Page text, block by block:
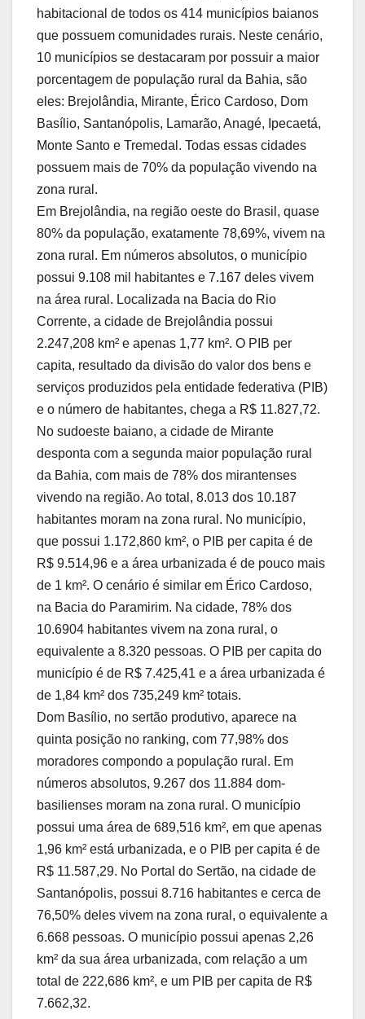
habitacional de todos os 414 municípios baianos
que possuem comunidades rurais. Neste cenário,
10 municípios se destacaram por possuir a maior
porcentagem de população rural da Bahia, são
eles: Brejolândia, Mirante, Érico Cardoso, Dom
Basílio, Santanópolis, Lamarão, Anagé, Ipecaetá,
Monte Santo e Tremedal. Todas essas cidades
possuem mais de 70% da população vivendo na
zona rural.
Em Brejolândia, na região oeste do Brasil, quase
80% da população, exatamente 78,69%, vivem na
zona rural. Em números absolutos, o município
possui 9.108 mil habitantes e 7.167 deles vivem
na área rural. Localizada na Bacia do Rio
Corrente, a cidade de Brejolândia possui
2.247,208 km² e apenas 1,77 km². O PIB per
capita, resultado da divisão do valor dos bens e
serviços produzidos pela entidade federativa (PIB)
e o número de habitantes, chega a R$ 11.827,72.
No sudoeste baiano, a cidade de Mirante
desponta com a segunda maior população rural
da Bahia, com mais de 78% dos mirantenses
vivendo na região. Ao total, 8.013 dos 10.187
habitantes moram na zona rural. No município,
que possui 1.172,860 km², o PIB per capita é de
R$ 9.514,96 e a área urbanizada é de pouco mais
de 1 km². O cenário é similar em Érico Cardoso,
na Bacia do Paramirim. Na cidade, 78% dos
10.6904 habitantes vivem na zona rural, o
equivalente a 8.320 pessoas. O PIB per capita do
município é de R$ 7.425,41 e a área urbanizada é
de 1,84 km² dos 735,249 km² totais.
Dom Basílio, no sertão produtivo, aparece na
quinta posição no ranking, com 77,98% dos
moradores compondo a população rural. Em
números absolutos, 9.267 dos 11.884 dom-
basilienses moram na zona rural. O município
possui uma área de 689,516 km², em que apenas
1,96 km² está urbanizada, e o PIB per capita é de
R$ 11.587,29. No Portal do Sertão, na cidade de
Santanópolis, possui 8.716 habitantes e cerca de
76,50% deles vivem na zona rural, o equivalente a
6.668 pessoas. O município possui apenas 2,26
km² da sua área urbanizada, com relação a um
total de 222,686 km², e um PIB per capita de R$
7.662,32.